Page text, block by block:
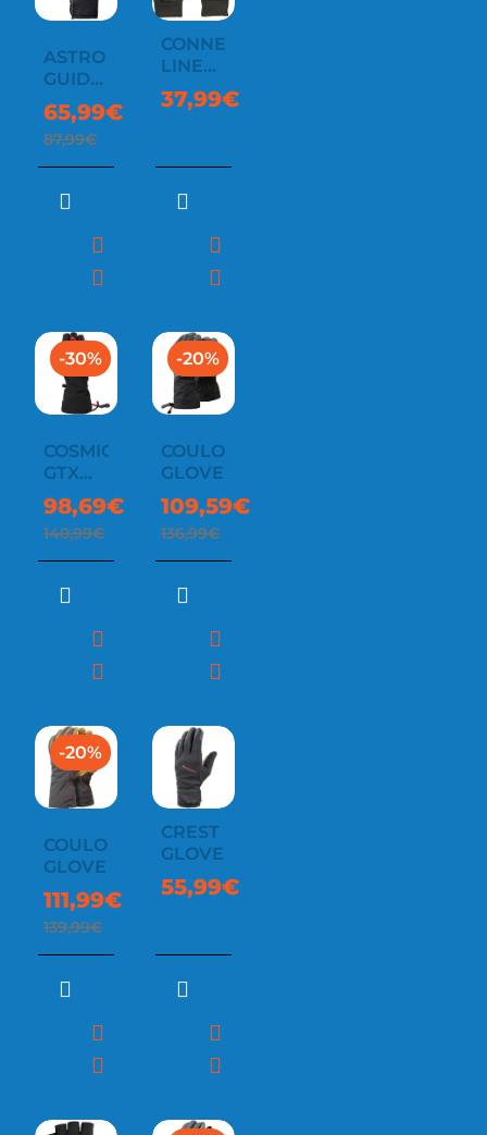
ASTRO
GUIDE
SO
65,99€
87,99€
CONNECT
LINER
GLOVE
37,99€
-30%
COSMIC
GTX
GLOVES
98,69€
140,99€
-20%
COULOIR
GLOVE
109,59€
136,99€
-20%
COULOIR
GLOVE
111,99€
139,99€
CREST
GLOVE
55,99€